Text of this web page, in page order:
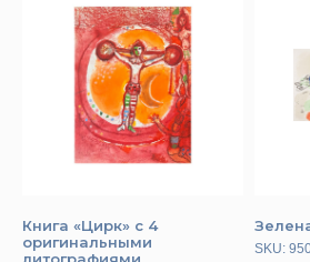
Книга «Цирк» с 4
оригинальными
SKU: